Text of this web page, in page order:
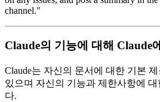
channel."
Claude의 기능에 대해 Claude
Claude는 자신의 문서에 대한 기본
있으며 자신의 기능과 제한사항에 대
다.